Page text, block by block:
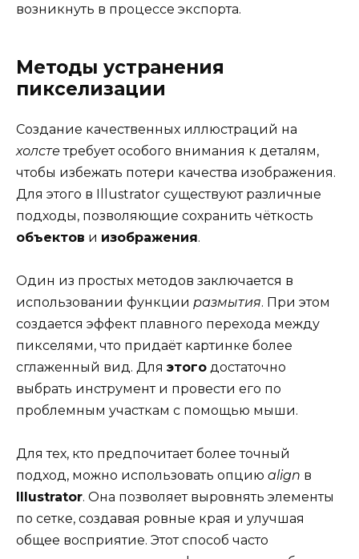
возникнуть в процессе экспорта.
Методы устранения
пикселизации
Создание качественных иллюстраций на
холстетребует особого внимания к деталям,
чтобы избежать потери качества изображения.
Для этого в Illustrator существуют различные
подходы, позволяющие сохранить чёткость
объектов и изображения.
Один из простых методов заключается в
использовании функции размытия. При этом
создается эффект плавного перехода между
пикселями, что придаёт картинке более
сглаженный вид. Для этого достаточно
выбрать инструмент и провести его по
проблемным участкам с помощью мыши.
Для тех, кто предпочитает более точный
подход, можно использовать опцию align в
Illustrator. Она позволяет выровнять элементы
по сетке, создавая ровные края и улучшая
общее восприятие. Этот способ часто